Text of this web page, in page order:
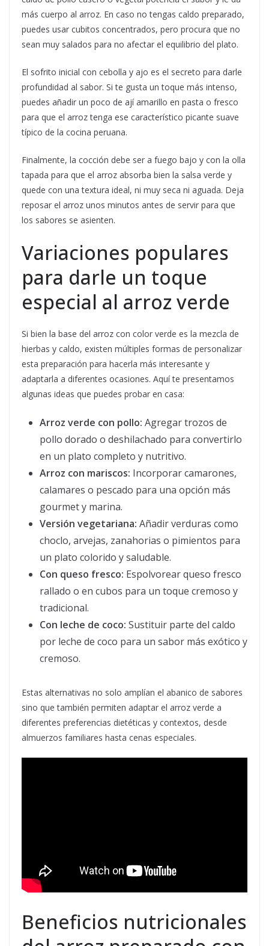
más cuerpo al arroz. En caso no tengas caldo preparado,
puedes usar cubitos concentrados, pero procura que no
sean muy salados para no afectar el equilibrio del plato.
El sofrito inicial con cebolla y ajo es el secreto para darle
profundidad al sabor. Si te gusta un toque más intenso,
puedes añadir un poco de ají amarillo en pasta o fresco
para que el arroz tenga ese característico picante suave
típico de la cocina peruana.
Finalmente, la cocción debe ser a fuego bajo y con la olla
tapada para que el arroz absorba bien la salsa verde y
quede con una textura ideal, ni muy seca ni aguada. Deja
reposar el arroz unos minutos antes de servir para que
los sabores se asienten.
Variaciones populares
para darle un toque
especial al arroz verde
Si bien la base del arroz con color verde es la mezcla de
hierbas y caldo, existen múltiples formas de personalizar
esta preparación para hacerla más interesante y
adaptarla a diferentes ocasiones. Aquí te presentamos
algunas ideas que puedes probar en casa:
Arroz verde con pollo: Agregar trozos de
pollo dorado o deshilachado para convertirlo
en un plato completo y nutritivo.
Arroz con mariscos: Incorporar camarones,
calamares o pescado para una opción más
gourmet y marina.
Versión vegetariana: Añadir verduras como
choclo, arvejas, zanahorias o pimientos para
un plato colorido y saludable.
Con queso fresco: Espolvorear queso fresco
rallado o en cubos para un toque cremoso y
tradicional.
Con leche de coco: Sustituir parte del caldo
por leche de coco para un sabor más exótico y
cremoso.
Estas alternativas no solo amplían el abanico de sabores
sino que también permiten adaptar el arroz verde a
diferentes preferencias dietéticas y contextos, desde
almuerzos familiares hasta cenas especiales.
Beneficios nutricionales